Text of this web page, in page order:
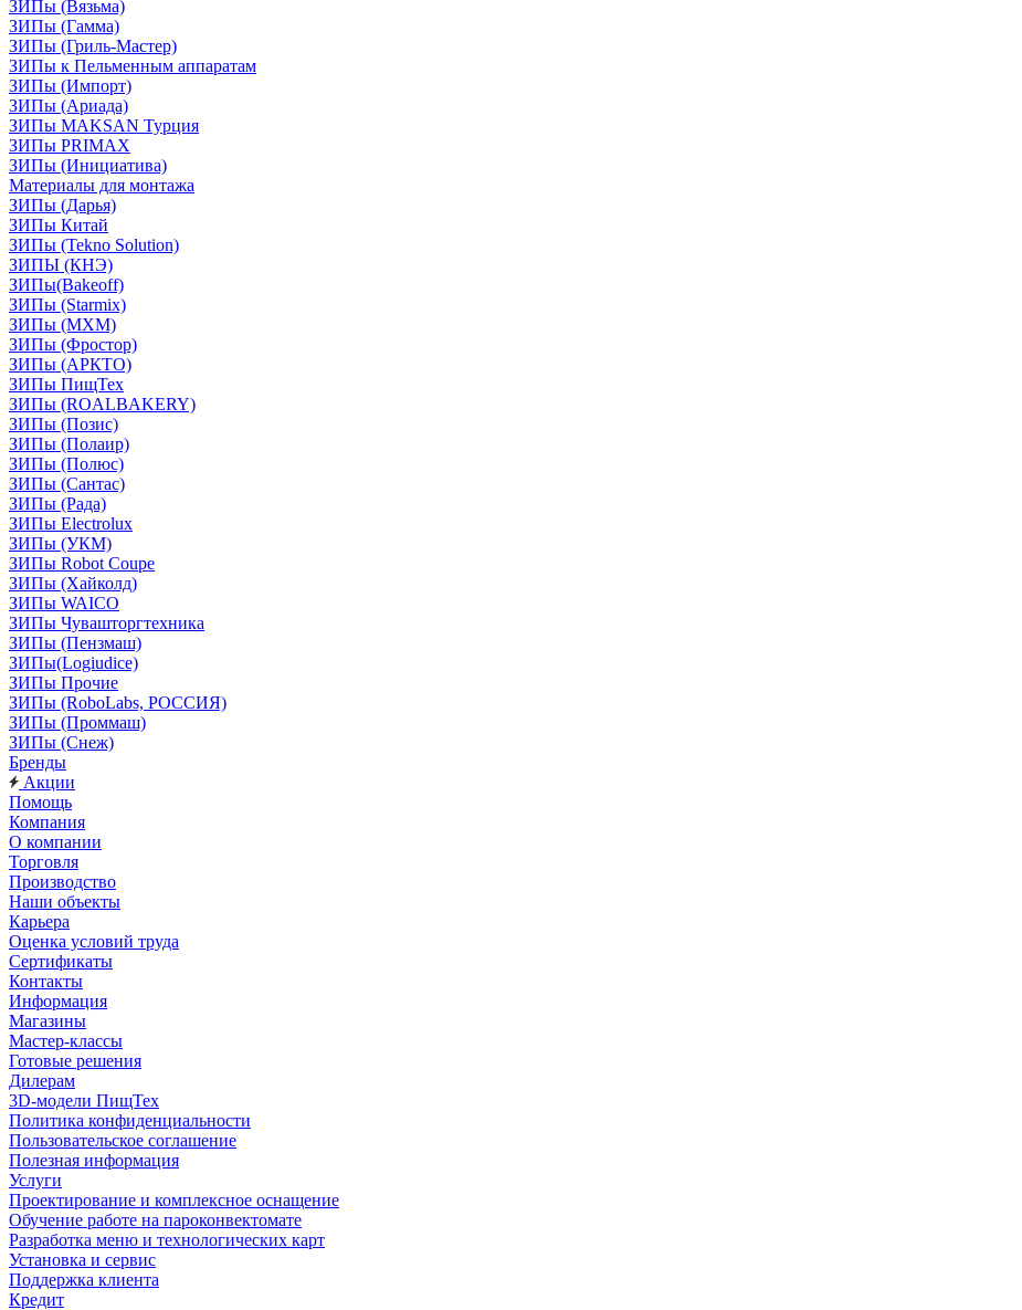
ЗИПы (Вязьма)
ЗИПы (Гамма)
ЗИПы (Гриль-Мастер)
ЗИПы к Пельменным аппаратам
ЗИПы (Импорт)
ЗИПы (Ариада)
ЗИПы MAKSAN Турция
ЗИПы PRIMAX
ЗИПы (Инициатива)
Материалы для монтажа
ЗИПы (Дарья)
ЗИПы Китай
ЗИПы (Tekno Solution)
ЗИПЫ (КНЭ)
ЗИПы(Bakeoff)
ЗИПы (Starmix)
ЗИПы (МХМ)
ЗИПы (Фростор)
ЗИПы (АРКТО)
ЗИПы ПищТех
ЗИПы (ROALBAKERY)
ЗИПы (Позис)
ЗИПы (Полаир)
ЗИПы (Полюс)
ЗИПы (Сантас)
ЗИПы (Рада)
ЗИПы Electrolux
ЗИПы (УКМ)
ЗИПы Robot Coupe
ЗИПы (Хайколд)
ЗИПы WAICO
ЗИПы Чувашторгтехника
ЗИПы (Пензмаш)
ЗИПы(Logiudice)
ЗИПы Прочие
ЗИПы (RoboLabs, РОССИЯ)
ЗИПы (Проммаш)
ЗИПы (Снеж)
Бренды
Акции
Помощь
Компания
О компании
Торговля
Производство
Наши объекты
Карьера
Оценка условий труда
Сертификаты
Контакты
Информация
Магазины
Мастер-классы
Готовые решения
Дилерам
3D-модели ПищТех
Политика конфиденциальности
Пользовательское соглашение
Полезная информация
Услуги
Проектирование и комплексное оснащение
Обучение работе на пароконвектомате
Разработка меню и технологических карт
Установка и сервис
Поддержка клиента
Кредит